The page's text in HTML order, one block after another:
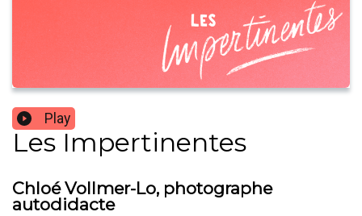
Play
Les Impertinentes
Chloé Vollmer-Lo, photographe
autodidacte